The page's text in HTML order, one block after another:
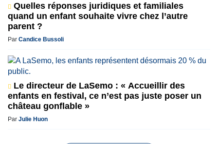
Quelles réponses juridiques et familiales
quand un enfant souhaite vivre chez l’autre
parent ?
Par Candice Bussoli
Le directeur de LaSemo : « Accueillir des
enfants en festival, ce n’est pas juste poser un
château gonflable »
Par Julie Huon